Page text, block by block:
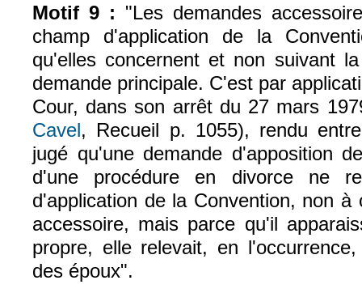
Motif 9 : "Les demandes
champ d'application de la
qu'elles concernent et non suivant
demande principale. C'est par
Cour, dans son arrêt du 27 mars
Cavel, Recueil p. 1055), rendu
jugé qu'une demande d'apposition
d'une procédure en divorce ne
d'application de la Convention, non
accessoire, mais parce qu'il
propre, elle relevait, en
des époux".